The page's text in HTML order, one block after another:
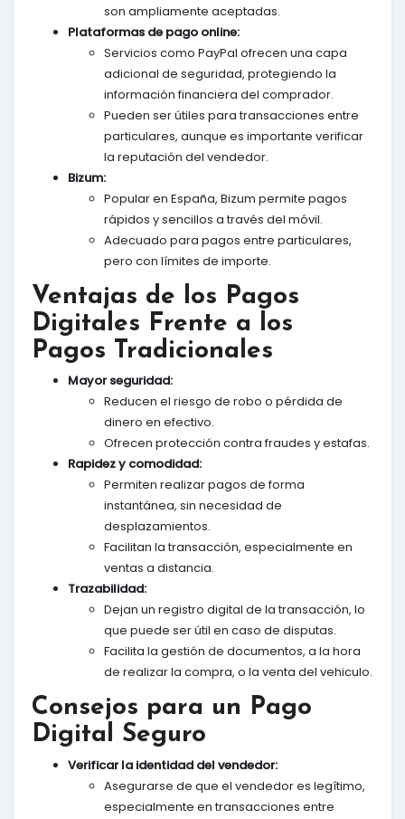
son ampliamente aceptadas.
Plataformas de pago online:
Servicios como PayPal ofrecen una capa
adicional de seguridad, protegiendo la
información financiera del comprador.
Pueden ser útiles para transacciones entre
particulares, aunque es importante verificar
la reputación del vendedor.
Bizum:
Popular en España, Bizum permite pagos
rápidos y sencillos a través del móvil.
Adecuado para pagos entre particulares,
pero con límites de importe.
Ventajas de los Pagos
Digitales Frente a los
Pagos Tradicionales
Mayor seguridad:
Reducen el riesgo de robo o pérdida de
dinero en efectivo.
Ofrecen protección contra fraudes y estafas.
Rapidez y comodidad:
Permiten realizar pagos de forma
instantánea, sin necesidad de
desplazamientos.
Facilitan la transacción, especialmente en
ventas a distancia.
Trazabilidad:
Dejan un registro digital de la transacción, lo
que puede ser útil en caso de disputas.
Facilita la gestión de documentos, a la hora
de realizar la compra, o la venta del vehiculo.
Consejos para un Pago
Digital Seguro
Verificar la identidad del vendedor:
Asegurarse de que el vendedor es legítimo,
especialmente en transacciones entre